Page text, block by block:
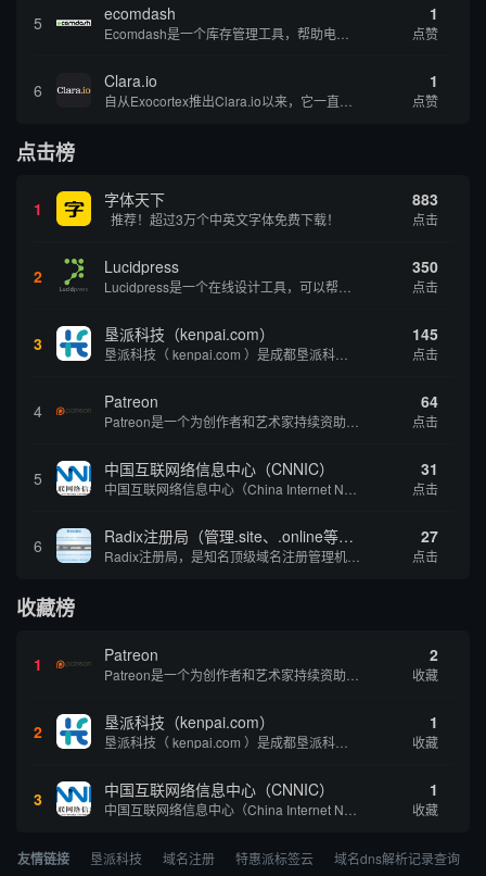
5 ecomdash 1
点赞
6 Clara.io 1
点赞
点击榜
1 字体天下
推荐！超过3万个中英文字体免费下载！
883
点击
2 Lucidpress 350
点击
3 垦派科技（kenpai.com） 145
点击
4 Patreon 64
点击
5 中国互联网络信息中心（CNNIC） 31
点击
6 Radix注册局（管理.site、.online等顶级域名） 27
点击
收藏榜
1 Patreon 2
收藏
2 垦派科技（kenpai.com） 1
收藏
3 中国互联网络信息中心（CNNIC） 1
收藏
友情链接 垦派科技 域名注册 特惠派标签云 域名dns解析记录查询